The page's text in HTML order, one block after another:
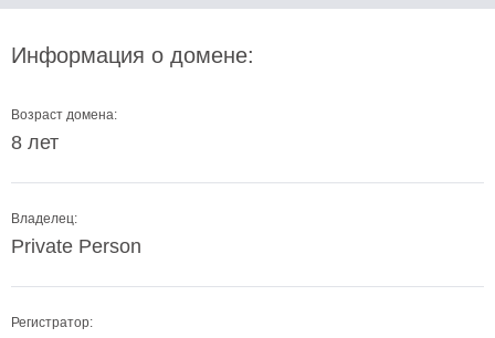
Информация о домене:
Возраст домена:
8 лет
Владелец:
Private Person
Регистратор: